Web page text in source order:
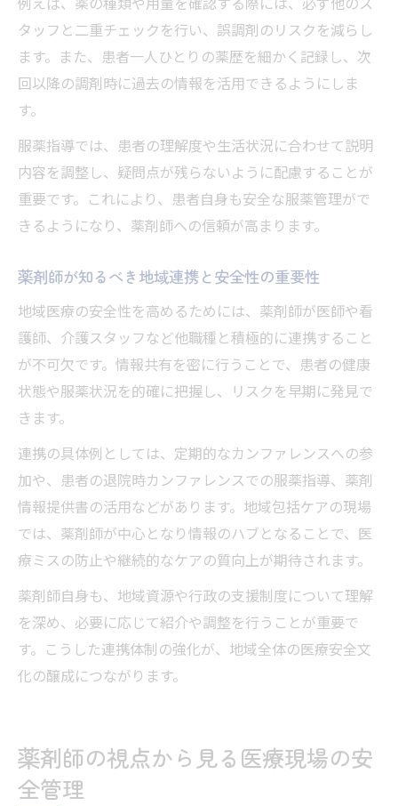
タッフと二重チェックを行い、誤調剤のリスクを減らし
ます。また、患者一人ひとりの薬歴を細かく記録し、次
回以降の調剤時に過去の情報を活用できるようにしま
す。
服薬指導では、患者の理解度や生活状況に合わせて説明
内容を調整し、疑問点が残らないように配慮することが
重要です。これにより、患者自身も安全な服薬管理がで
きるようになり、薬剤師への信頼が高まります。
薬剤師が知るべき地域連携と安全性の重要性
地域医療の安全性を高めるためには、薬剤師が医師や看
護師、介護スタッフなど他職種と積極的に連携すること
が不可欠です。情報共有を密に行うことで、患者の健康
状態や服薬状況を的確に把握し、リスクを早期に発見で
きます。
連携の具体例としては、定期的なカンファレンスへの参
加や、患者の退院時カンファレンスでの服薬指導、薬剤
情報提供書の活用などがあります。地域包括ケアの現場
では、薬剤師が中心となり情報のハブとなることで、医
療ミスの防止や継続的なケアの質向上が期待されます。
薬剤師自身も、地域資源や行政の支援制度について理解
を深め、必要に応じて紹介や調整を行うことが重要で
す。こうした連携体制の強化が、地域全体の医療安全文
化の醸成につながります。
薬剤師の視点から見る医療現場の安
全管理